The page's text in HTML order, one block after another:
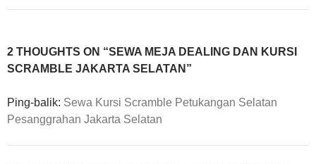
2 THOUGHTS ON “SEWA MEJA DEALING DAN KURSI
SCRAMBLE JAKARTA SELATAN”
Ping-balik: Sewa Kursi Scramble Petukangan Selatan
Pesanggrahan Jakarta Selatan